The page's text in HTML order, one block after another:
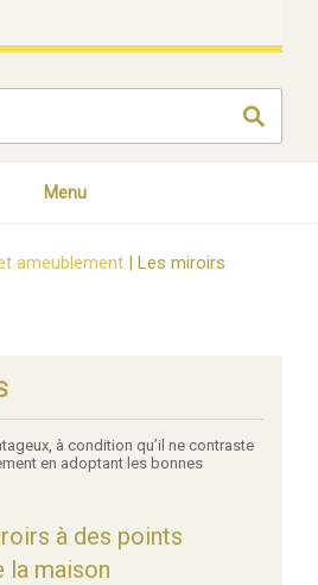
Menu
ameublement | Les miroirs
à condition qu’il ne contraste
en adoptant les bonnes
à des points
la maison